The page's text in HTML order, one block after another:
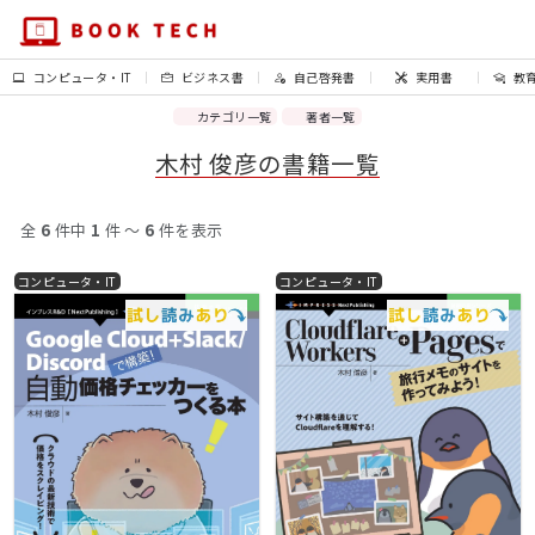
コンピュータ・IT ビジネス書 自己啓発書 実用書 教
カテゴリ一覧 著者一覧
木村 俊彦の書籍一覧
全 6 件中 1 件 〜 6 件を表示
コンピュータ・IT コンピュータ・IT